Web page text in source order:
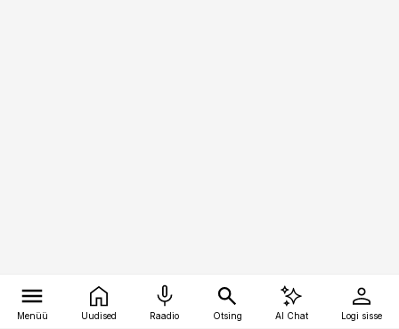
Menüü Uudised Raadio Otsing AI Chat Logi sisse